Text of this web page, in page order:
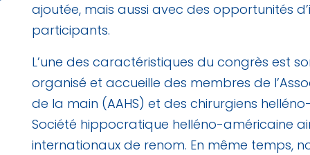
ajoutée, mais aussi avec des opportunités
participants.
L’une des caractéristiques du congrès est
organisé et accueille des membres de
de la main (AAHS) et des chirurgiens
Société hippocratique helléno-américaine
internationaux de renom. En même temps,